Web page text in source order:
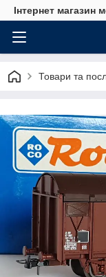
Інтернет магазин
Товари та